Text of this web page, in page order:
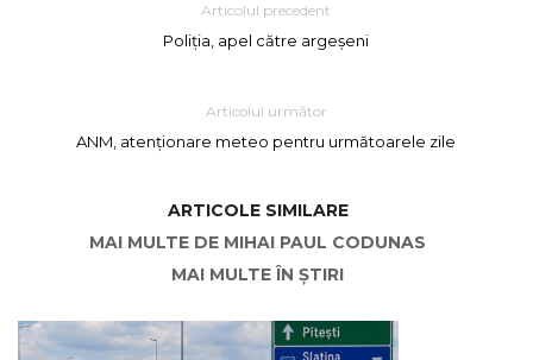
Articolul precedent
Poliția, apel către argeșeni
Articolul următor
ANM, atenționare meteo pentru următoarele zile
ARTICOLE SIMILARE
MAI MULTE DE MIHAI PAUL CODUNAS
MAI MULTE ÎN ȘTIRI